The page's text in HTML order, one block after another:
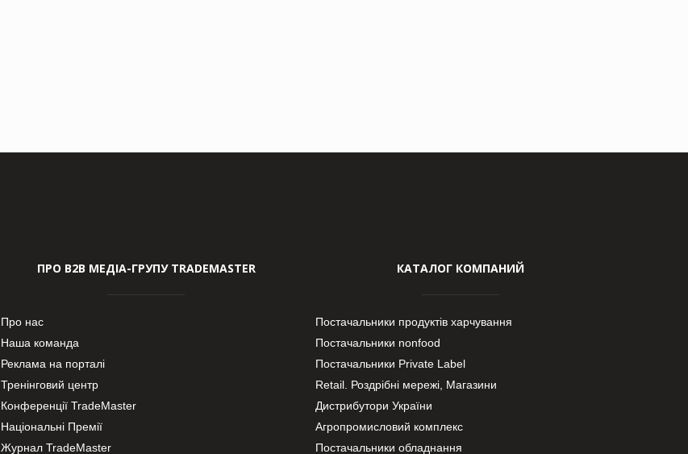
ПРО В2В МЕДІА-ГРУПУ TRADEMASTER
Про нас
Наша команда
Реклама на порталі
Тренінговий центр
Конференції TradeMaster
Національні Премії
Журнал TradeMaster
КАТАЛОГ КОМПАНИЙ
Постачальники продуктів харчування
Постачальники nonfood
Постачальники Private Label
Retail. Роздрібні мережі, Магазини
Дистрибутори України
Агропромисловий комплекс
Постачальники обладнання